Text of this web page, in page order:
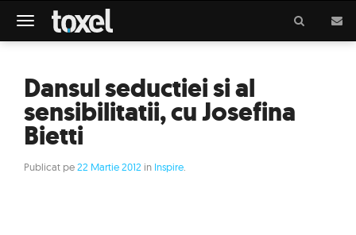
Meniu
Dansul seductiei si al
sensibilitatii, cu Josefina
Bietti
Publicat pe22 Martie 2012 in Inspire